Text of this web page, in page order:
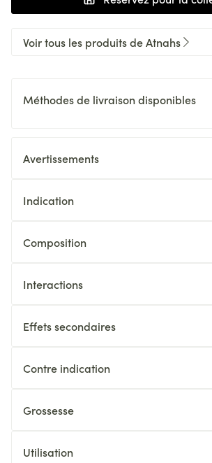
Voir tous les produits de Atnahs
Méthodes de livraison disponibles
Avertissements
Indication
Composition
Interactions
Effets secondaires
Contre indication
Grossesse
Utilisation